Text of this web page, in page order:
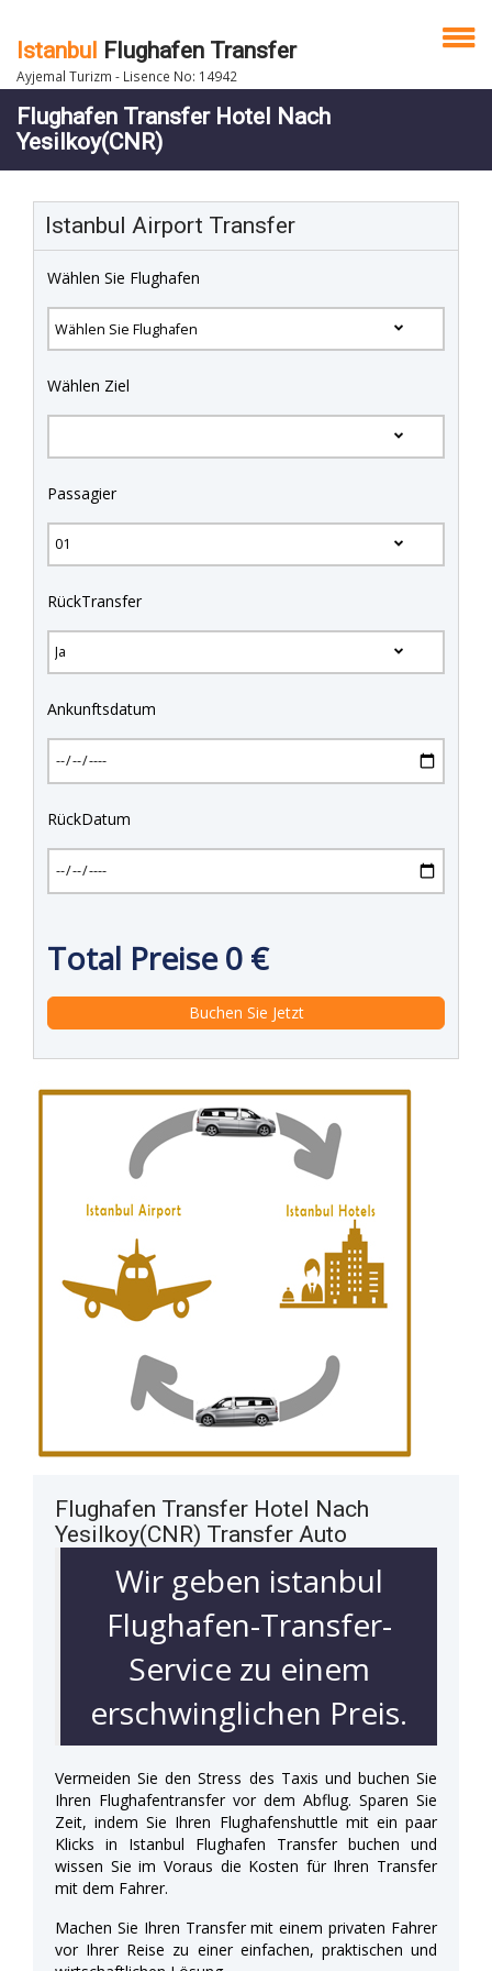
Istanbul Flughafen Transfer
Ayjemal Turizm - Lisence No: 14942
Flughafen Transfer Hotel Nach
Yesilkoy(CNR)
Istanbul Airport Transfer
Wählen Sie Flughafen
Wählen Ziel
Passagier
RückTransfer
Ankunftsdatum
RückDatum
Total Preise0 €
Flughafen Transfer Hotel Nach
Yesilkoy(CNR) Transfer Auto
Wir geben istanbul
Flughafen-Transfer-
Service zu einem
erschwinglichen Preis.
Vermeiden Sie den Stress des Taxis und buchen Sie
Ihren Flughafentransfer vor dem Abflug. Sparen Sie
Zeit, indem Sie Ihren Flughafenshuttle mit ein paar
Klicks in Istanbul Flughafen Transfer buchen und
wissen Sie im Voraus die Kosten für Ihren Transfer
mit dem Fahrer.
Machen Sie Ihren Transfer mit einem privaten Fahrer
vor Ihrer Reise zu einer einfachen, praktischen und